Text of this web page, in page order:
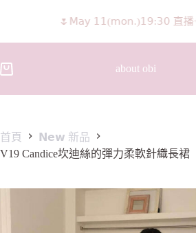
about obi
首頁
𝗡𝗲𝘄 新品
V19 Candice坎迪絲的彈力柔軟針織長裙